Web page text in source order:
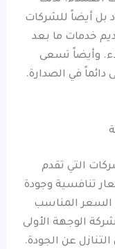
بل أيضاً للشركات
خدمات ما بعد
وأيضاً تسعى
في الصدارة.
التي تقدم
تنافسية وجودة
السعر المناسب
الوجهة الأولى
عن الجودة.